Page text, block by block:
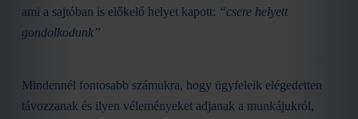
ami a sajtóban is előkelő helyet kapott: “csere helyett
gondolkodunk”
Mindennél fontosabb számukra, hogy ügyfeleik elégedetten
távozzanak és ilyen véleményeket adjanak a munkájukról,